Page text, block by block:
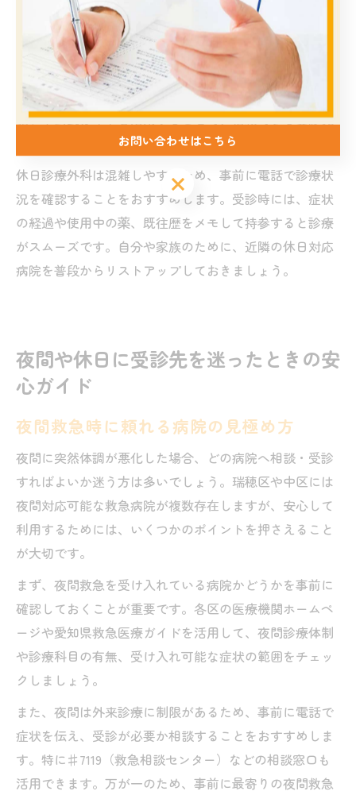
また、設備や医療体制が整っているかどうかも重要な判
断ポイントです。特に子どもや高齢者、持病がある場合
は、専門医が常駐しているかや救急指定病院かどうかも
確認しましょう。インターネットの「愛知県 救急病院一
覧」や公式ガイドを活用することで、信頼できる受診先
を見つけやすくなります。
休日診療外科は混雑しやすいため、事前に電話で診療状
況を確認することをおすすめします。受診時には、症状
の経過や使用中の薬、既往歴をメモして持参すると診療
がスムーズです。自分や家族のために、近隣の休日対応
病院を普段からリストアップしておきましょう。
夜間や休日に受診先を迷ったときの安
心ガイド
夜間救急時に頼れる病院の見極め方
夜間に突然体調が悪化した場合、どの病院へ相談・受診
すればよいか迷う方は多いでしょう。瑞穂区や中区には
夜間対応可能な救急病院が複数存在しますが、安心して
利用するためには、いくつかのポイントを押さえること
が大切です。
まず、夜間救急を受け入れている病院かどうかを事前に
確認しておくことが重要です。各区の医療機関ホームペ
ージや愛知県救急医療ガイドを活用して、夜間診療体制
や診療科目の有無、受け入れ可能な症状の範囲をチェッ
クしましょう。
また、夜間は外来診療に制限があるため、事前に電話で
症状を伝え、受診が必要か相談することをおすすめしま
す。特に♯7119（救急相談センター）などの相談窓口も
活用できます。万が一のため、事前に最寄りの夜間救急
お問い合わせはこちら